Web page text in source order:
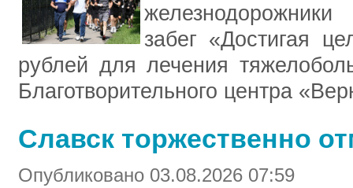
железнодорожники
забег «Достигая
рублей для лечения
Благотворительного центра
Славск торжественно
Опубликовано 03.08.2026 07:59